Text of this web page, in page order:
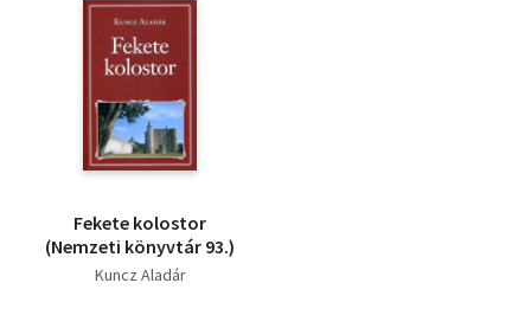
Fekete kolostor
(Nemzeti könyvtár 93.)
Kuncz Aladár